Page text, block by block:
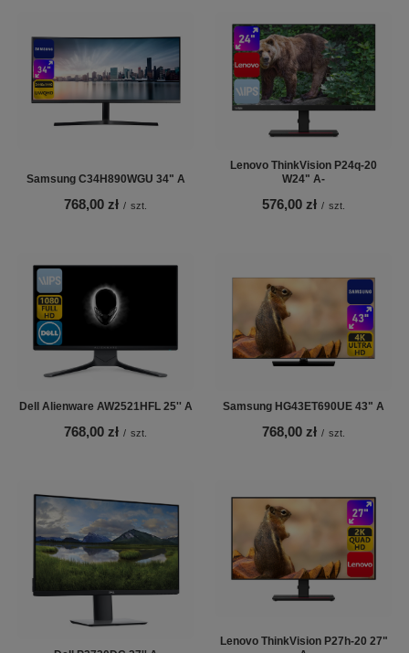
Samsung C34H890WGU 34" A
768,00 zł / szt.
Lenovo ThinkVision P24q-20
W24" A-
576,00 zł / szt.
Dell Alienware AW2521HFL 25'' A
768,00 zł / szt.
Samsung HG43ET690UE 43" A
768,00 zł / szt.
Lenovo ThinkVision P27h-20 27"